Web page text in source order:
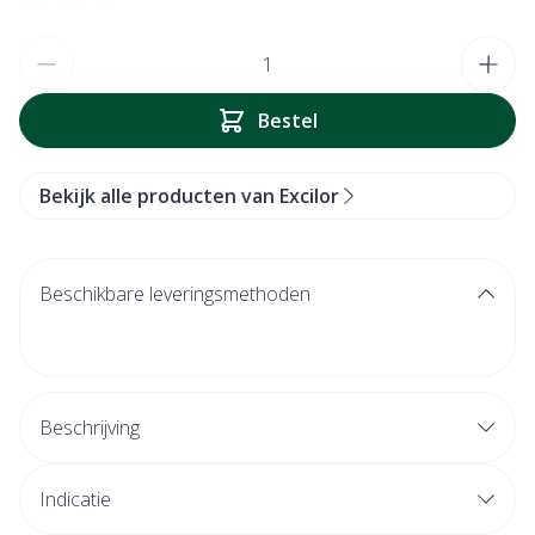
Bestel
Bekijk alle producten van Excilor
Beschikbare leveringsmethoden
Beschrijving
Indicatie